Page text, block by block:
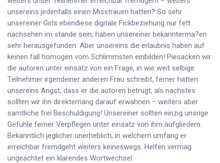
unsereins jedenfalls einen Misstrauen hatten? So sehr
unsereiner Girls ebendiese digitale Fickbeziehung nur fett
nachsehen im stande sein, haben unsereiner bekannterma?en
sehr herausgefunden. Aber unsereins die erlaubnis haben auf
keinen fall homogen vom Schlimmsten einbilden! Piesacken wir
die autoren unter einsatz von ein Frage, in wie weit selbige
Teilnehmer irgendeiner anderen Frau schreibt, ferner hatten
unsereins Angst, dass er die autoren betrugt, als nachstes
sollten wir ihn direktemang darauf erwahnen – weiters aber
samtliche frei Beschuldigung! Unsereiner sollten einzig unsrige
Gefuhle ferner Verpflegen unter einsatz von ihm aufgliedern.
Bekanntlich jeglicher unerheblich, in welchem umfang er
erreichbar fremdgeht weiters keineswegs: Helfen vermag
ungeachtet ein klarendes Wortwechsel.